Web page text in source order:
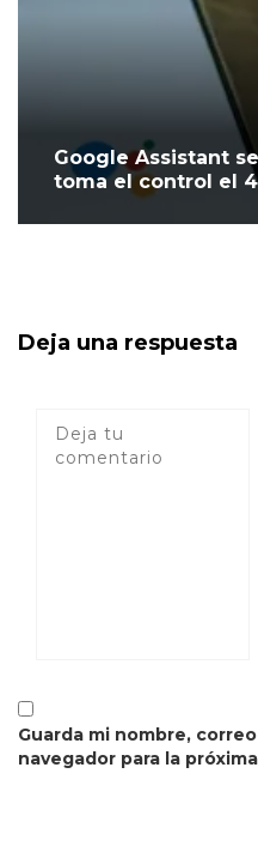
Google Assistant
toma el control el
Deja una respuesta
Guarda mi nombre,
navegador para la